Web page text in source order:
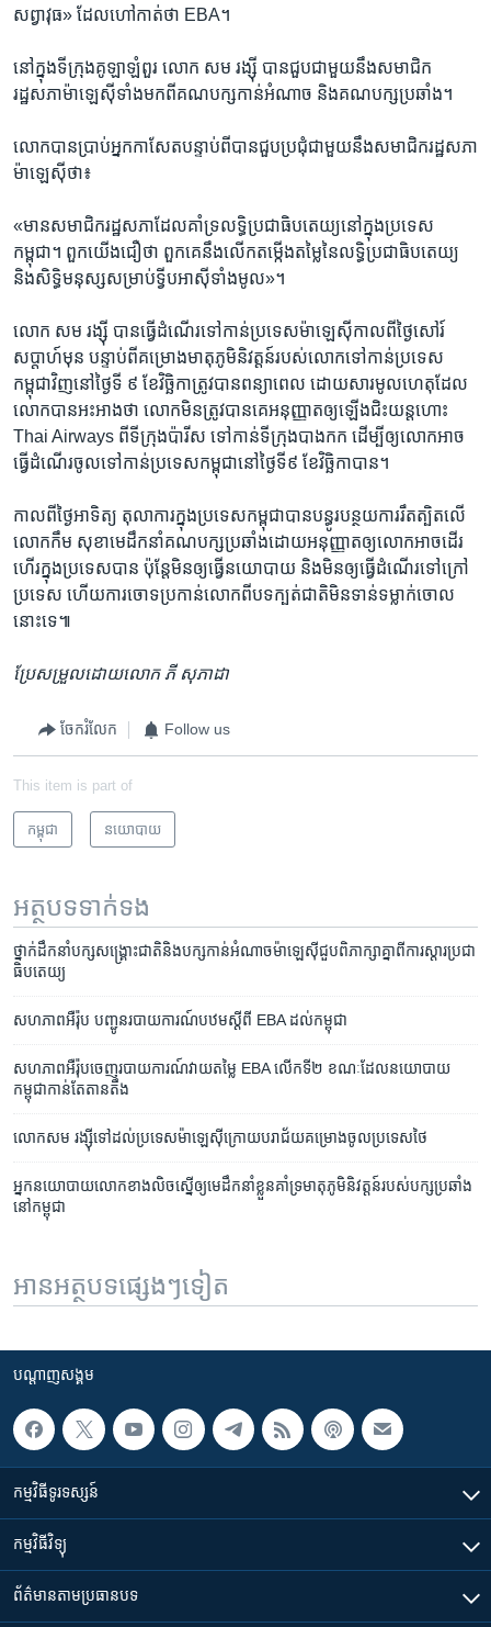
សព្វាវុធ‍» ដែល​ហៅ​កាត់​ថា EBA។
នៅ​ក្នុង​ទីក្រុង​គូឡាឡំពួរ លោក សម រង្ស៊ី បាន​ជួប​ជាមួយ​នឹង​សមាជិក​
រដ្ឋសភា​ម៉ាឡេស៊ី​ទាំង​មក​ពី​គណបក្ស​កាន់​អំណាច និង​គណបក្ស​ប្រឆាំង។
លោក​បាន​ប្រាប់​អ្នក​កាសែត​បន្ទាប់ពី​បាន​ជួប​ប្រជុំ​ជាមួយ​នឹង​សមាជិក​រដ្ឋសភា​
ម៉ាឡេស៊ី​ថា៖
«មាន​សមាជិក​រដ្ឋសភា​ដែល​គាំទ្រ​លទ្ធិ​ប្រជាធិបតេយ្យ​នៅ​ក្នុង​ប្រទេស​
កម្ពុជា។ ពួក​យើង​ជឿ​ថា ពួកគេ​នឹង​លើក​តម្កើង​តម្លៃ​នៃ​លទ្ធិ​ប្រជាធិបតេយ្យ ​
និង​សិទ្ធិ​មនុស្ស​សម្រាប់​ទ្វីប​អាស៊ី​ទាំង​មូល‍»។
លោក សម រង្ស៊ី ​បាន​ធ្វើ​ដំណើរ​ទៅ​កាន់​ប្រទេស​ម៉ាឡេស៊ី​កាល​ពី​ថ្ងៃ​សៅរ៍​
សប្ដាហ៍​មុន បន្ទាប់ពី​គម្រោង​មាតុភូមិនិវត្តន៍​របស់​លោក​ទៅ​កាន់​ប្រទេស​
កម្ពុជា​វិញ​នៅ​ថ្ងៃ​ទី ៩ ខែ​វិច្ឆិកា​ត្រូវ​បាន​ពន្យា​ពេល ដោយសារ​មូលហេតុ​ដែល​
លោក​បាន​អះអាង​ថា លោក​មិន​ត្រូវ​បាន​គេ​អនុញ្ញាត​ឲ្យ​ឡើង​ជិះ​យន្តហោះ​
Thai Airways ​ពី​ទីក្រុង​ប៉ារីស ​ទៅ​កាន់​ទីក្រុង​បាងកក ​ដើម្បី​ឲ្យ​លោក​អាច​
ធ្វើ​ដំណើរ​ចូល​ទៅ​កាន់​ប្រទេស​កម្ពុជា​នៅ​ថ្ងៃ​ទី៩ ខែ​វិច្ឆិកា​បាន។
កាល​ពី​ថ្ងៃ​អាទិត្យ ​តុលាការ​ក្នុង​ប្រទេស​កម្ពុជា​បាន​បន្ធូរបន្ថយ​ការ​រឹតត្បិត​លើ​
លោក​កឹម សុខា​មេដឹកនាំ​គណបក្ស​ប្រឆាំង​ដោយ​អនុញ្ញាត​ឲ្យ​លោក​អាច​ដើរ​
ហើរ​ក្នុង​ប្រទេស​បាន ​ប៉ុន្តែ​មិន​ឲ្យ​ធ្វើ​នយោបាយ ​និង​មិន​ឲ្យ​ធ្វើ​ដំណើរ​ទៅ​ក្រៅ​
ប្រទេស ​ហើយ​ការ​ចោទ​ប្រកាន់​លោក​ពី​បទ​ក្បត់​ជាតិ​មិន​ទាន់​ទម្លាក់​ចោល​
នោះ​ទេ៕
ប្រែសម្រួល​ដោយ​លោក ភី សុភាដា
ចែករំលែក Follow us
This item is part of
កម្ពុជា នយោបាយ
អត្ថបទ​ទាក់ទង
ថ្នាក់ដឹកនាំ​បក្ស​សង្គ្រោះ​ជាតិ​និង​បក្ស​កាន់អំណាច​ម៉ាឡេស៊ី​ជួប​ពិភាក្សា​គ្នា​ពី​ការស្តារ​ប្រជា
ធិបតេយ្យ
សហភាព​អឺរ៉ុប បញ្ជូន​របាយការណ៍​បឋម​ស្ដីពី ​EBA ដល់​កម្ពុជា
សហភាព​អឺរ៉ុប​ចេញ​របាយការណ៍​វាយ​តម្លៃ EBA លើក​ទី​២ ខណៈ​ដែល​នយោបាយ​
កម្ពុជា​កាន់​តែ​តានតឹង
លោក​សម រង្ស៊ី​ទៅ​ដល់​ប្រទេស​ម៉ាឡេស៊ី​ក្រោយ​បរាជ័យ​គម្រោង​ចូល​ប្រទេស​ថៃ
អ្នក​នយោបាយ​លោក​ខាង​លិច​ស្នើ​ឲ្យ​មេដឹកនាំ​ខ្លួន​គាំទ្រ​មាតុភូមិនិវត្តន៍​របស់​បក្ស​ប្រឆាំង​
នៅ​កម្ពុជា
អានអត្ថបទផ្សេងៗទៀត
បណ្តាញ​សង្គម
កម្មវិធី​ទូរទស្សន៍
កម្មវិធី​វិទ្យុ
ព័ត៌មាន​តាមប្រធានបទ​